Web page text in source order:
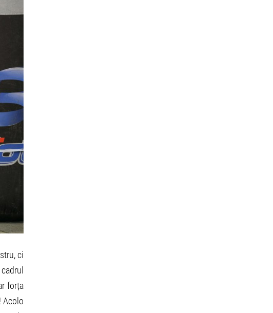
ci
forța
Acolo